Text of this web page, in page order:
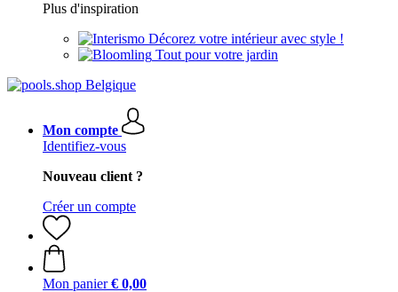
Plus d'inspiration
Décorez votre intérieur avec style !
Tout pour votre jardin
Mon compte
Identifiez-vous
Nouveau client ?
Créer un compte
Mon panier € 0,00